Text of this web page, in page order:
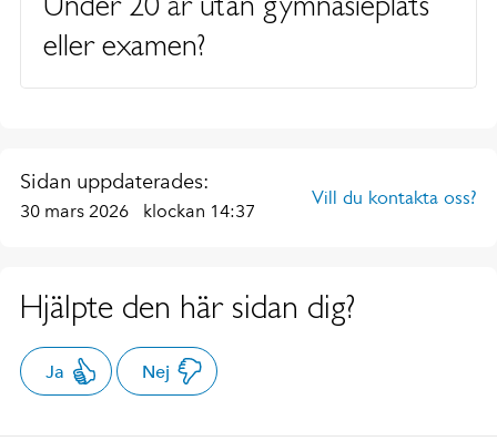
eller examen?
Sidan uppdaterades:
30 mars 2026 klockan 14:37
Vill du kontakta oss?
Hjälpte den här sidan dig?
Ja Nej